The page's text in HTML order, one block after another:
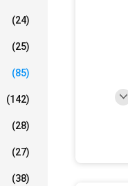
(24)
(25)
(85)
(142)
(28)
(27)
(38)